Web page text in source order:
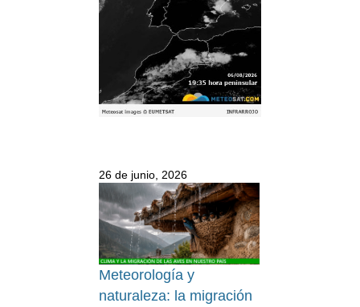
26 de junio, 2026
Meteorología y
naturaleza: la migración